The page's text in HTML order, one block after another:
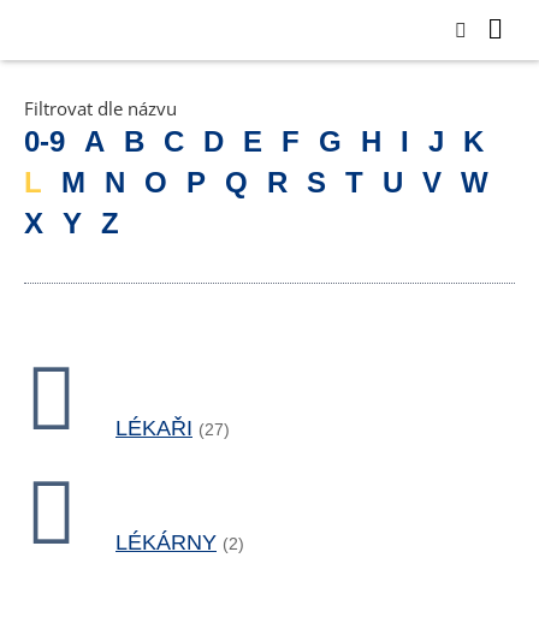
Filtrovat dle názvu
0-9 A B C D E F G H I J
K
L
M N O P Q R S T U V W
X
Y Z
LÉKAŘI (27)
LÉKÁRNY (2)